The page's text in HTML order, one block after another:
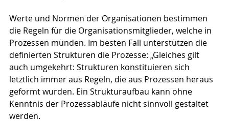
Werte und Normen der Organisationen bestimmen
die Regeln für die Organisationsmitglieder, welche in
Prozessen münden. Im besten Fall unterstützen die
definierten Strukturen die Prozesse: „Gleiches gilt
auch umgekehrt: Strukturen konstituieren sich
letztlich immer aus Regeln, die aus Prozessen heraus
geformt wurden. Ein Strukturaufbau kann ohne
Kenntnis der Prozessabläufe nicht sinnvoll gestaltet
werden.